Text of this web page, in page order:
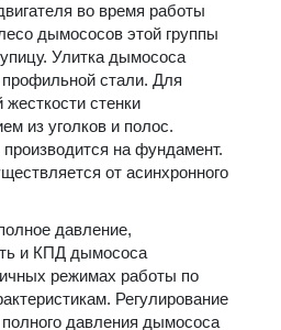
во время работы
дымососов этой группы
Улитка дымососа
стали. Для
стенки
из уголков и полос.
на фундамент.
от асинхронного
давление,
и КПД дымососа
режимах работы по
Регулирование
давления дымососа